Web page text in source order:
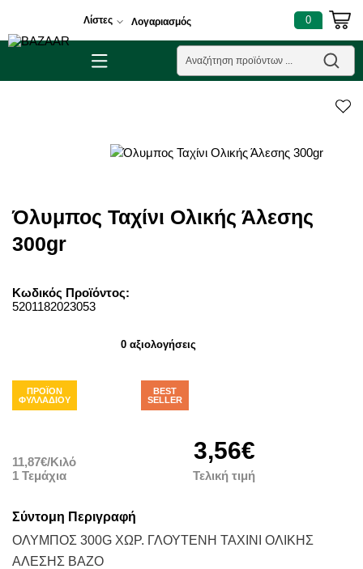
Λίστες Λογαριασμός 0
Όλυμπος Ταχίνι Ολικής Άλεσης
300gr
Κωδικός Προϊόντος:
5201182023053
0 αξιολογήσεις
ΠΡΟΪΟΝ
ΦΥΛΛΑΔΙΟΥ
BEST
SELLER
3,56€
Τελική τιμή
11,87€/Κιλό
1 Τεμάχια
Σύντομη Περιγραφή
ΟΛΥΜΠΟΣ 300G ΧΩΡ. ΓΛΟΥΤΕΝΗ ΤΑΧΙΝΙ ΟΛΙΚΗΣ
ΑΛΕΣΗΣ ΒΑΖΟ